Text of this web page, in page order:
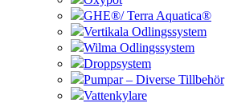
GHE®/ Terra Aquatica®
Vertikala Odlingssystem
Wilma Odlingssystem
Droppsystem
Pumpar – Diverse Tillbehör
Vattenkylare